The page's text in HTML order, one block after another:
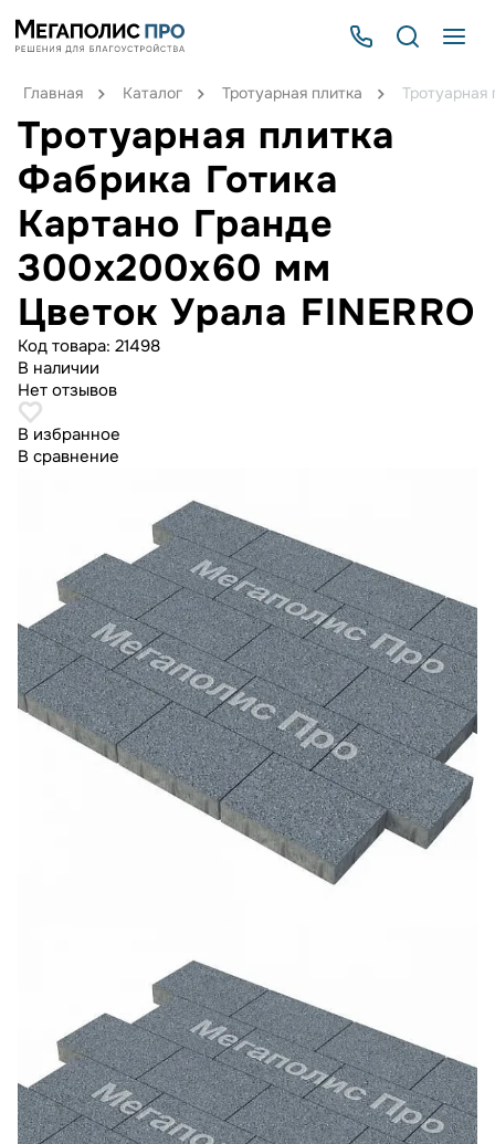
Главная Каталог Тротуарная плитка
Тротуарная плитка
Фабрика Готика
Картано Гранде
300х200х60 мм
Цветок Урала FINERRO
Код товара: 21498
В наличии
Нет отзывов
В избранное
В сравнение